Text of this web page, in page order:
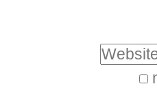
Website